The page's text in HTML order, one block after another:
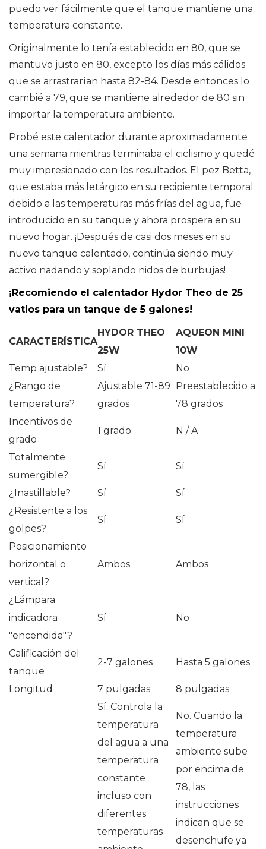
puedo ver fácilmente que el tanque mantiene una
temperatura constante.
Originalmente lo tenía establecido en 80, que se
mantuvo justo en 80, excepto los días más cálidos
que se arrastrarían hasta 82-84. Desde entonces lo
cambié a 79, que se mantiene alrededor de 80 sin
importar la temperatura ambiente.
Probé este calentador durante aproximadamente
una semana mientras terminaba el ciclismo y quedé
muy impresionado con los resultados. El pez Betta,
que estaba más letárgico en su recipiente temporal
debido a las temperaturas más frías del agua, fue
introducido en su tanque y ahora prospera en su
nuevo hogar. ¡Después de casi dos meses en su
nuevo tanque calentado, continúa siendo muy
activo nadando y soplando nidos de burbujas!
¡Recomiendo el calentador Hydor Theo de 25
vatios para un tanque de 5 galones!
CARACTERÍSTICA
HYDOR THEO
25W
AQUEON MINI
10W
Temp ajustable?
Sí
No
¿Rango de
temperatura?
Ajustable 71-89
grados
Preestablecido a
78 grados
Incentivos de
grado
1 grado N / A
Totalmente
sumergible?
Sí Sí
¿Inastillable? Sí
Sí
¿Resistente a los
golpes?
Sí Sí
Posicionamiento
horizontal o
vertical?
Ambos Ambos
¿Lámpara
indicadora
"encendida"?
Sí No
Calificación del
tanque
2-7 galones Hasta 5 galones
Longitud 7 pulgadas
8 pulgadas
Sí. Controla la
temperatura
del agua a una
temperatura
constante
incluso con
diferentes
temperaturas
No. Cuando la
temperatura
ambiente sube
por encima de
78, las
instrucciones
indican que se
desenchufe ya